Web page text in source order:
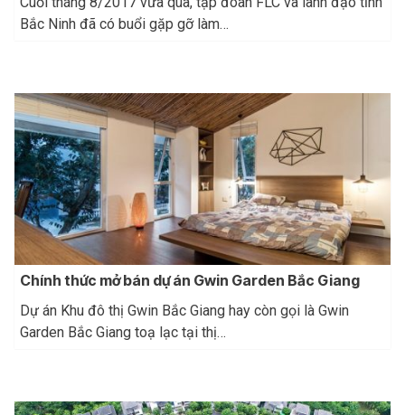
Bắc Ninh đã có buổi gặp gỡ làm…
Chính thức mở bán dự án Gwin Garden Bắc Giang
Dự án Khu đô thị Gwin Bắc Giang hay còn gọi là Gwin
Garden Bắc Giang toạ lạc tại thị…